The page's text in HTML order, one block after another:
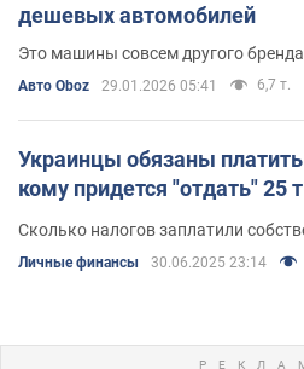
дешевых автомобилей
Это машины совсем другого бренда
Авто Oboz 29.01.2026 05:41 6,7 т.
Украинцы обязаны платить
кому придется "отдать" 25
Сколько налогов заплатили
Личные финансы 30.06.2025 23:14